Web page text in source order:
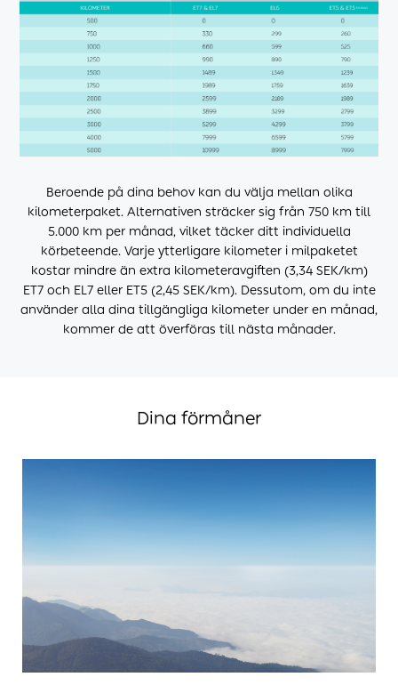
Beroende på dina behov kan du välja mellan olika
kilometerpaket. Alternativen sträcker sig från 750 km till
5.000 km per månad, vilket täcker ditt individuella
körbeteende. Varje ytterligare kilometer i milpaketet
kostar mindre än extra kilometeravgiften (3,34 SEK/km)
ET7 och EL7 eller ET5 (2,45 SEK/km). Dessutom, om du inte
använder alla dina tillgängliga kilometer under en månad,
kommer de att överföras till nästa månader.
Dina förmåner